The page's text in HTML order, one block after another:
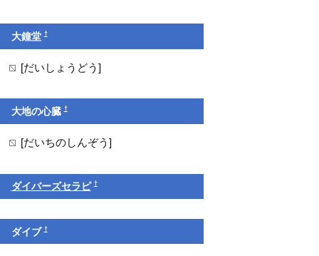
大鐘堂†
[だいしょうどう]
大地の心臓†
[だいちのしんぞう]
ダイバーズセラピ †
ダイブ†